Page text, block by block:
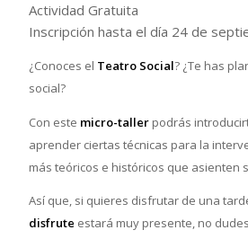
Actividad Gratuita
Inscripción hasta el día 24 de
¿Conoces el Teatro Social? ¿Te has
social?
Con este micro-taller podrás
aprender ciertas técnicas para la
más teóricos e históricos que asienten
Así que, si quieres disfrutar de una
disfrute estará muy presente, no